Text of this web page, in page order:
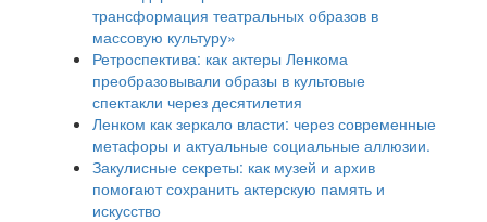
трансформация театральных образов в
массовую культуру»
Ретроспектива: как актеры Ленкома
преобразовывали образы в культовые
спектакли через десятилетия
Ленком как зеркало власти: через современные
метафоры и актуальные социальные аллюзии.
Закулисные секреты: как музей и архив
помогают сохранить актерскую память и
искусство